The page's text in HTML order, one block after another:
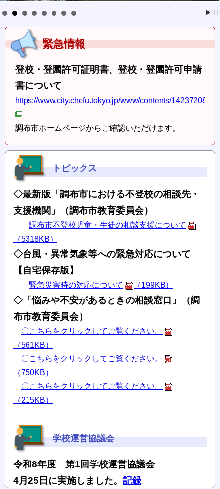
緊急情報
登校・登園許可証明書、登校・登園許可申請
書について
https://www.city.chofu.tokyo.jp/www/contents/
調布市ホームページからご確認いただけます。
トピックス
◇最新版「調布市における不登校の相談先・
支援機関」（調布市教育委員会）
調布市不登校児童・生徒の相談支援について
（5318KB）
◇台風・異常気象等への緊急対応について
【自宅保存版】
緊急災害時の対応について （199KB）
◇「悩みや不安があるときの相談窓口」（調
布市教育委員会）
〇こちらをクリックしてご覧ください。
（561KB）
〇こちらをクリックしてご覧ください。
（750KB）
〇こちらをクリックしてご覧ください。
（215KB）
学校運営協議会
令和8年度 第1回学校運営協議会
4月25日に実施しました。 記録